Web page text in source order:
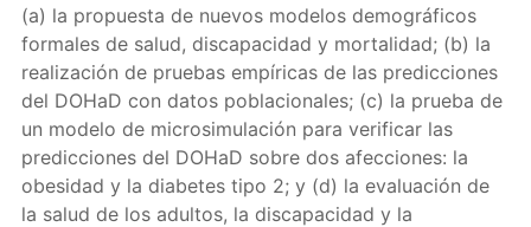
(a) la propuesta de nuevos modelos demográficos
formales de salud, discapacidad y mortalidad; (b) la
realización de pruebas empíricas de las predicciones
del DOHaD con datos poblacionales; (c) la prueba de
un modelo de microsimulación para verificar las
predicciones del DOHaD sobre dos afecciones: la
obesidad y la diabetes tipo 2; y (d) la evaluación de
la salud de los adultos, la discapacidad y la